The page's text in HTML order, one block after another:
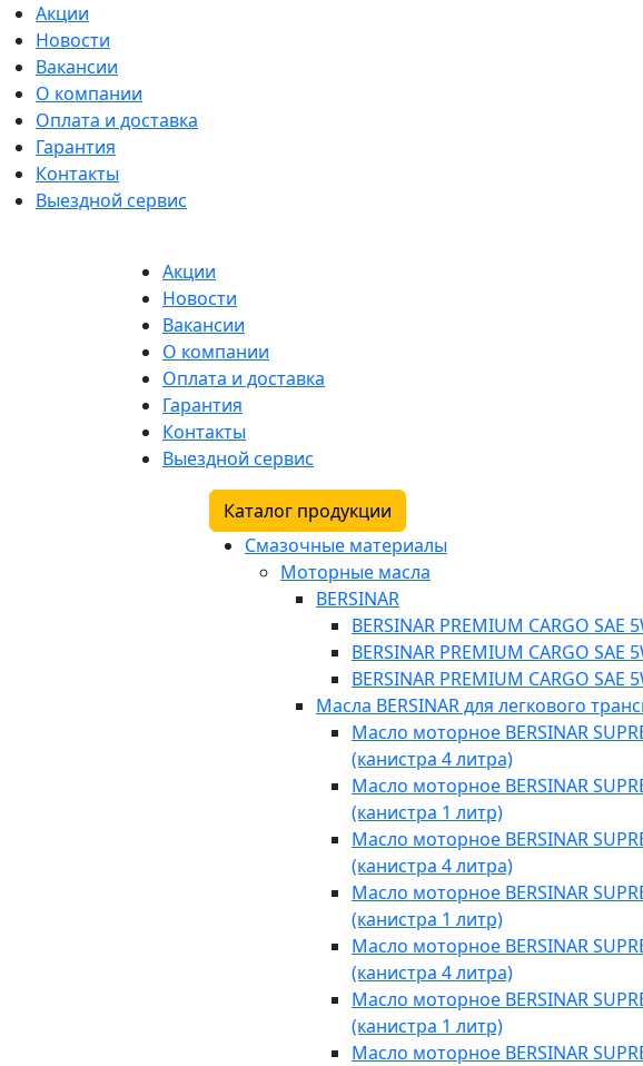
Акции
Новости
Вакансии
О компании
Оплата и доставка
Гарантия
Контакты
Выездной сервис
Акции
Новости
Вакансии
О компании
Оплата и доставка
Гарантия
Контакты
Выездной сервис
Каталог продукции
Смазочные материалы
Моторные масла
BERSINAR
BERSINAR PREMIUM CARGO SAE
BERSINAR PREMIUM CARGO SAE
BERSINAR PREMIUM CARGO SAE
Масла BERSINAR для легкового
Масло моторное BERSINAR
(канистра 4 литра)
Масло моторное BERSINAR
(канистра 1 литр)
Масло моторное BERSINAR
(канистра 4 литра)
Масло моторное BERSINAR
(канистра 1 литр)
Масло моторное BERSINAR
(канистра 4 литра)
Масло моторное BERSINAR
(канистра 1 литр)
Масло моторное BERSINAR